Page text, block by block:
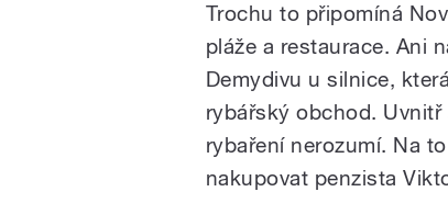
Trochu to připomíná
pláže a restaurace. Ani
Demydivu u silnice,
rybářský obchod. Uvnitř
rybaření nerozumí. Na
nakupovat penzista